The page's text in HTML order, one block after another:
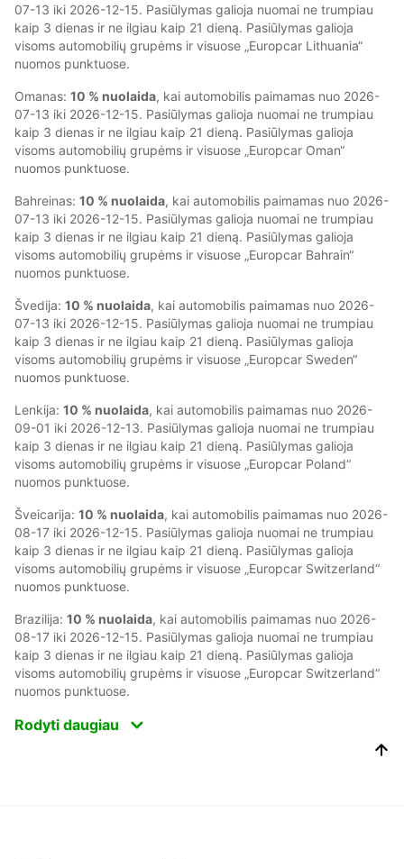
07-13 iki 2026-12-15. Pasiūlymas galioja nuomai ne trumpiau
kaip 3 dienas ir ne ilgiau kaip 21 dieną. Pasiūlymas galioja
visoms automobilių grupėms ir visuose „Europcar Lithuania“
nuomos punktuose.
Omanas: 10 % nuolaida, kai automobilis paimamas nuo 2026-
07-13 iki 2026-12-15. Pasiūlymas galioja nuomai ne trumpiau
kaip 3 dienas ir ne ilgiau kaip 21 dieną. Pasiūlymas galioja
visoms automobilių grupėms ir visuose „Europcar Oman“
nuomos punktuose.
Bahreinas: 10 % nuolaida, kai automobilis paimamas nuo 2026-
07-13 iki 2026-12-15. Pasiūlymas galioja nuomai ne trumpiau
kaip 3 dienas ir ne ilgiau kaip 21 dieną. Pasiūlymas galioja
visoms automobilių grupėms ir visuose „Europcar Bahrain“
nuomos punktuose.
Švedija: 10 % nuolaida, kai automobilis paimamas nuo 2026-
07-13 iki 2026-12-15. Pasiūlymas galioja nuomai ne trumpiau
kaip 3 dienas ir ne ilgiau kaip 21 dieną. Pasiūlymas galioja
visoms automobilių grupėms ir visuose „Europcar Sweden“
nuomos punktuose.
Lenkija: 10 % nuolaida, kai automobilis paimamas nuo 2026-
09-01 iki 2026-12-13. Pasiūlymas galioja nuomai ne trumpiau
kaip 3 dienas ir ne ilgiau kaip 21 dieną. Pasiūlymas galioja
visoms automobilių grupėms ir visuose „Europcar Poland“
nuomos punktuose.
Šveicarija: 10 % nuolaida, kai automobilis paimamas nuo 2026-
08-17 iki 2026-12-15. Pasiūlymas galioja nuomai ne trumpiau
kaip 3 dienas ir ne ilgiau kaip 21 dieną. Pasiūlymas galioja
visoms automobilių grupėms ir visuose „Europcar Switzerland“
nuomos punktuose.
Brazilija: 10 % nuolaida, kai automobilis paimamas nuo 2026-
08-17 iki 2026-12-15. Pasiūlymas galioja nuomai ne trumpiau
kaip 3 dienas ir ne ilgiau kaip 21 dieną. Pasiūlymas galioja
visoms automobilių grupėms ir visuose „Europcar Switzerland“
nuomos punktuose.
Rodyti daugiau